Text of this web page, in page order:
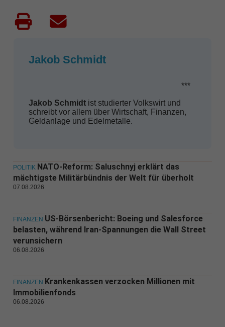
Jakob Schmidt
***
Jakob Schmidtist studierter Volkswirt und
schreibt vor allem über Wirtschaft, Finanzen,
Geldanlage und Edelmetalle.
POLITIK NATO-Reform: Saluschnyj erklärt das
mächtigste Militärbündnis der Welt für überholt
07.08.2026
FINANZEN US-Börsenbericht: Boeing und Salesforce
belasten, während Iran-Spannungen die Wall Street
verunsichern
06.08.2026
FINANZEN Krankenkassen verzocken Millionen mit
Immobilienfonds
06.08.2026